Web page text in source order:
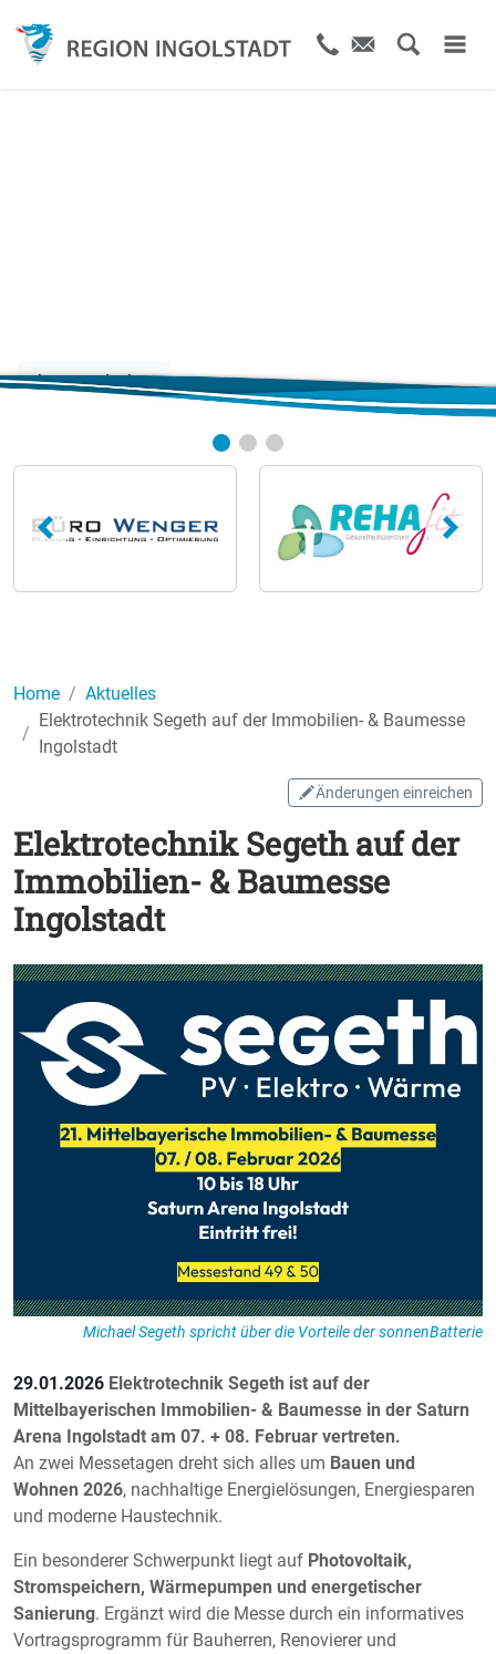
Jetzt entdecken
Home
Aktuelles
Elektrotechnik Segeth auf der Immobilien- & Baumesse
Ingolstadt
Änderungen einreichen
Elektrotechnik Segeth auf der
Immobilien- & Baumesse
Ingolstadt
Michael Segeth spricht über die Vorteile der sonnenBatterie
29.01.2026 Elektrotechnik Segeth ist auf der
Mittelbayerischen Immobilien- & Baumesse in der Saturn
Arena Ingolstadt am 07. + 08. Februar vertreten.
An zwei Messetagen dreht sich alles um Bauen und
Wohnen 2026, nachhaltige Energielösungen, Energiesparen
und moderne Haustechnik.
Ein besonderer Schwerpunkt liegt auf Photovoltaik,
Stromspeichern, Wärmepumpen und energetischer
Sanierung. Ergänzt wird die Messe durch ein informatives
Vortragsprogramm für Bauherren, Renovierer und